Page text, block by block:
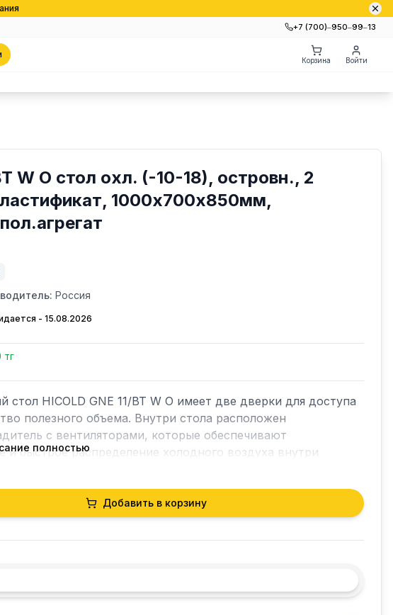
+7 (700)‒950‒99‒13
Корзина Войти
W О стол охл. (-10-18), островн., 2
1000х700х850мм,
Россия
- 15.08.2026
тг
стол HICOLD GNE 11/BT W O имеет две дверки для доступа
полезного объема. Внутри стола расположен
с вентиляторами, которые обеспечивают
и быстрое распределение холодного воздуха внутри
укладки продуктов в герметичной упаковке. Полки,
полок и стойки выполнены по стандарту GN – полная
с комплексом профессионального кухонного
Нагрузка до 50 кг на каждую полку.
полностью
Добавить в корзину